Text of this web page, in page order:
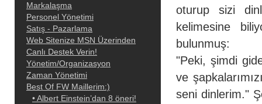
Markalaşma
Personel Yönetimi
Satış - Pazarlama
Web Sitenize MSN Üzerinden
Canlı Destek Verin!
Yönetim/Organizasyon
Zaman Yönetimi
Best Of FW Maillerim:)
• Albert Einstein’dan 8 öneri!
oturup sizi
kelimesine
bulunmuş:
"Peki, şimdi
ve
seni dinlerim."